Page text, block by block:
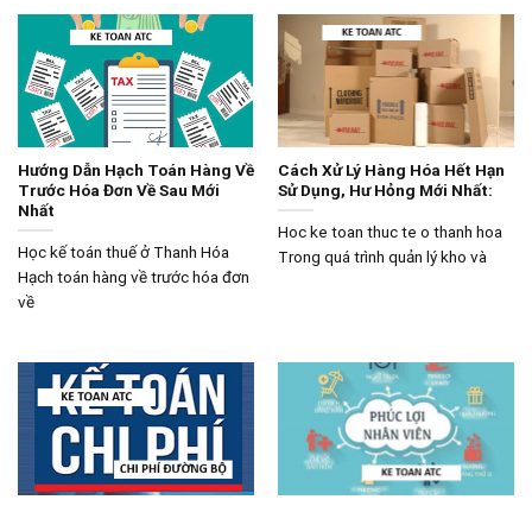
Hướng Dẫn Hạch Toán Hàng Về
Trước Hóa Đơn Về Sau Mới
Nhất
Học kế toán thuế ở Thanh Hóa
Hạch toán hàng về trước hóa đơn
về
Cách Xử Lý Hàng Hóa Hết Hạn
Sử Dụng, Hư Hỏng Mới Nhất:
Hoc ke toan thuc te o thanh hoa
Trong quá trình quản lý kho và